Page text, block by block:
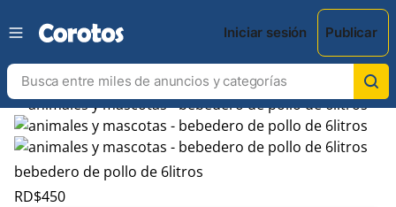
Iniciar sesión Publicar
bebedero de pollo de 6litros
RD$450